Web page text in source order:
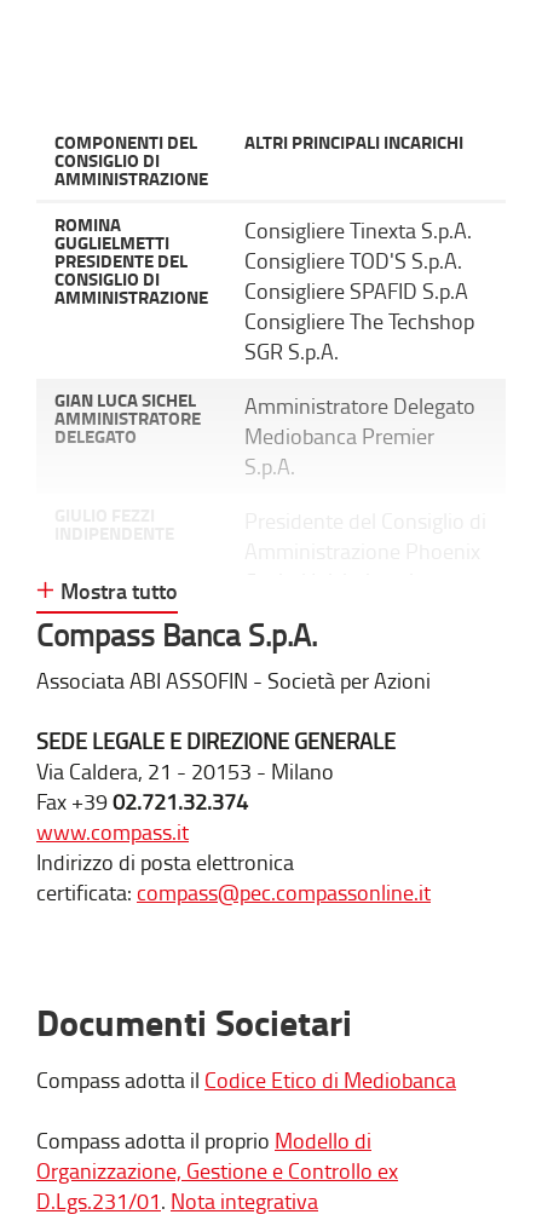
COMPONENTI DEL
CONSIGLIO DI
AMMINISTRAZIONE
ALTRI PRINCIPALI INCARICHI
ROMINA
GUGLIELMETTI
PRESIDENTE DEL
CONSIGLIO DI
AMMINISTRAZIONE
Consigliere Tinexta S.p.A.
Consigliere TOD'S S.p.A.
Consigliere SPAFID S.p.A
Consigliere The Techshop
SGR S.p.A.
GIAN LUCA SICHEL
AMMINISTRATORE
DELEGATO
Amministratore Delegato
Mediobanca Premier
S.p.A.
Consigliere AmTrust
Assicurazioni S.p.A.
Consigliere Vitanuova
S.p.A.
ELISABETTA
FREGONI
LAURA PENNA
INDIPENDENTE
CATERINA
Amministrazione Banca
Presidente del Consiglio di
Magazzini Generali
Fiduciari di Mantova S.p.A.
Vice Presidente del
Mostra tutto
Compass Banca S.p.A.
Associata ABI ASSOFIN - Società per Azioni
SEDE LEGALE E DIREZIONE GENERALE
Via Caldera, 21 - 20153 - Milano
Fax +3902.721.32.374
www.compass.it
Indirizzo di posta elettronica
certificata: compass@pec.compassonline.it
Documenti Societari
Compass adotta il Codice Etico di Mediobanca
Compass adotta il proprio Modello di
Organizzazione, Gestione e Controllo ex
D.Lgs.231/01. Nota integrativa